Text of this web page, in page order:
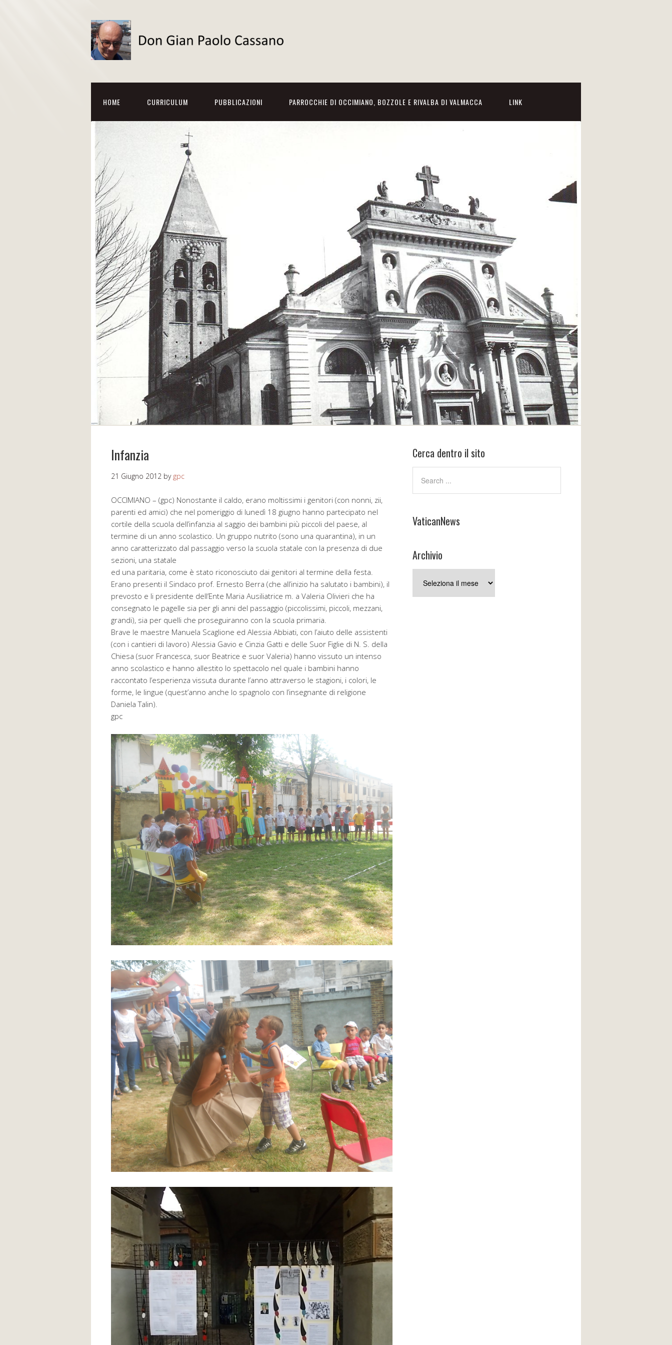
HOME CURRICULUM PUBBLICAZIONI PARROCCHIE DI OCCIMIANO, BOZZOLE E RIVALBA DI VALMACCA LINK
Infanzia
21 Giugno 2012 by gpc
OCCIMIANO – (gpc) Nonostante il caldo, erano moltissimi i genitori (con nonni, zii,
parenti ed amici) che nel pomeriggio di lunedì 18 giugno hanno partecipato nel
cortile della scuola dell’infanzia al saggio dei bambini più piccoli del paese, al
termine di un anno scolastico. Un gruppo nutrito (sono una quarantina), in un
anno caratterizzato dal passaggio verso la scuola statale con la presenza di due
sezioni, una statale
ed una paritaria, come è stato riconosciuto dai genitori al termine della festa.
Erano presenti il Sindaco prof. Ernesto Berra (che all’inizio ha salutato i bambini), il
prevosto e li presidente dell’Ente Maria Ausiliatrice m. a Valeria Olivieri che ha
consegnato le pagelle sia per gli anni del passaggio (piccolissimi, piccoli, mezzani,
grandi), sia per quelli che proseguiranno con la scuola primaria.
Brave le maestre Manuela Scaglione ed Alessia Abbiati, con l’aiuto delle assistenti
(con i cantieri di lavoro) Alessia Gavio e Cinzia Gatti e delle Suor Figlie di N. S. della
Chiesa (suor Francesca, suor Beatrice e suor Valeria) hanno vissuto un intenso
anno scolastico e hanno allestito lo spettacolo nel quale i bambini hanno
raccontato l’esperienza vissuta durante l’anno attraverso le stagioni, i colori, le
forme, le lingue (quest’anno anche lo spagnolo con l’insegnante di religione
Daniela Talin).
gpc
Cerca dentro il sito
VaticanNews
Archivio